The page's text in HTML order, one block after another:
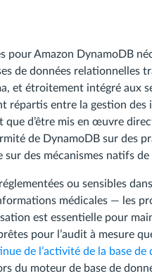
pour Amazon DynamoDB
de données relationnelles
et étroitement intégré aux
répartis entre la gestion
d’être mis en œuvre
de DynamoDB sur des
des mécanismes natifs de
ou sensibles
médicales — les
est essentielle pour
pour l’audit à mesure
de l’activité de la base de
du moteur de base de